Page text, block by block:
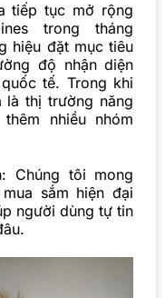
tiếp tục mở rộng
trong tháng
hiệu đặt mục tiêu
độ nhận diện
tế. Trong khi
là thị trường năng
nhiều nhóm
Chúng tôi mong
sắm hiện đại
người dùng tự tin